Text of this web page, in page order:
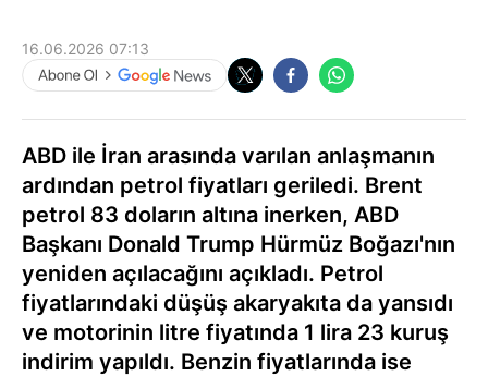
16.06.2026 07:13
ABD ile İran arasında varılan anlaşmanın
ardından petrol fiyatları geriledi. Brent
petrol 83 doların altına inerken, ABD
Başkanı Donald Trump Hürmüz Boğazı'nın
yeniden açılacağını açıkladı. Petrol
fiyatlarındaki düşüş akaryakıta da yansıdı
ve motorinin litre fiyatında 1 lira 23 kuruş
indirim yapıldı. Benzin fiyatlarında ise